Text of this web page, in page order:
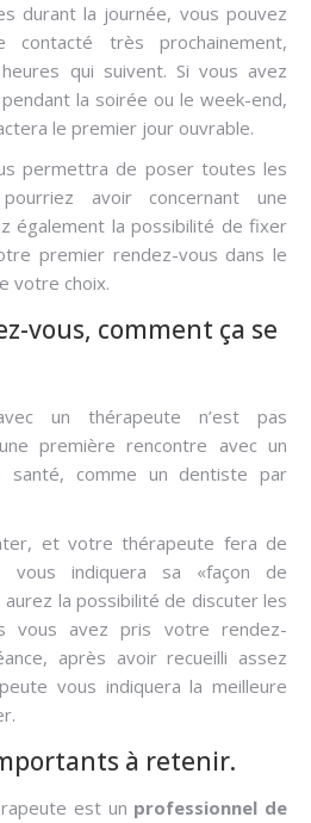
durant la journée, vous pouvez
très prochainement,
qui suivent. Si vous avez
la soirée ou le week-end,
le premier jour ouvrable.
permettra de poser toutes les
avoir concernant une
également la possibilité de fixer
premier rendez-vous dans le
votre choix.
vous, comment ça se
un thérapeute n’est pas
première rencontre avec un
santé, comme un dentiste par
et votre thérapeute fera de
vous indiquera sa «façon de
la possibilité de discuter les
vous avez pris votre rendez-
après avoir recueilli assez
vous indiquera la meilleure
à retenir.
est un professionnel de